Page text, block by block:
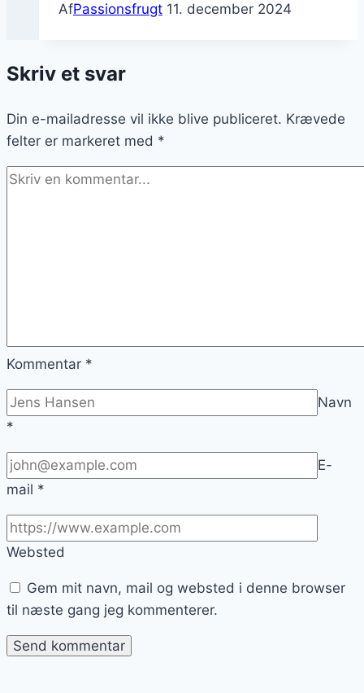
AfPassionsfrugt 11. december 2024
Skriv et svar
Din e-mailadresse vil ikke blive publiceret. Krævede
felter er markeret med *
Kommentar *
Navn
*
E-
mail *
Websted
Gem mit navn, mail og websted i denne browser
til næste gang jeg kommenterer.